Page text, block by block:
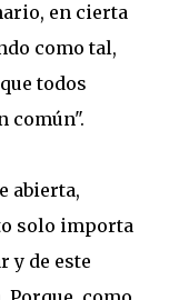
en cierta
como tal,
todos
común".
abierta,
solo importa
y de este